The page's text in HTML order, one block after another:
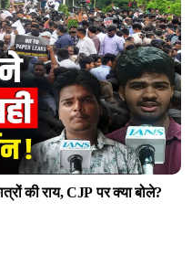
की राय, CJP पर क्या बोले?